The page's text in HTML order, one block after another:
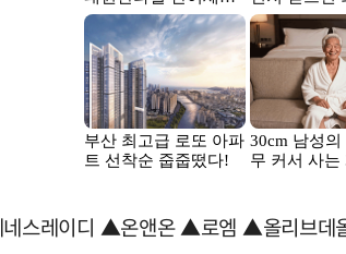
레이디 ▲온앤온 ▲로엠 ▲올리브데올